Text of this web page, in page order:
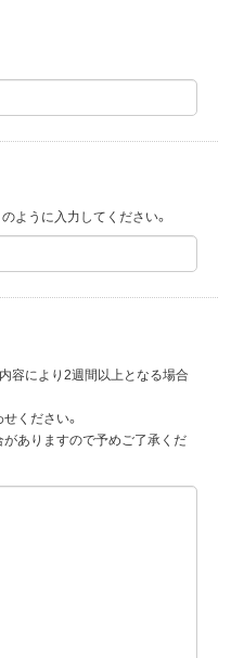
ように入力してください。
容により2週間以上となる場合
ください。
ありますので予めご了承くだ